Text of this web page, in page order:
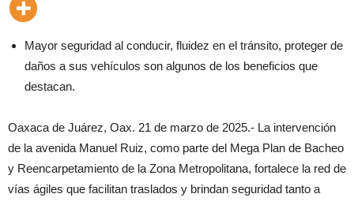
Mayor seguridad al conducir, fluidez en el tránsito, proteger de
daños a sus vehículos son algunos de los beneficios que
destacan.
Oaxaca de Juárez, Oax. 21 de marzo de 2025.- La intervención
de la avenida Manuel Ruiz, como parte del Mega Plan de Bacheo
y Reencarpetamiento de la Zona Metropolitana, fortalece la red de
vías ágiles que facilitan traslados y brindan seguridad tanto a